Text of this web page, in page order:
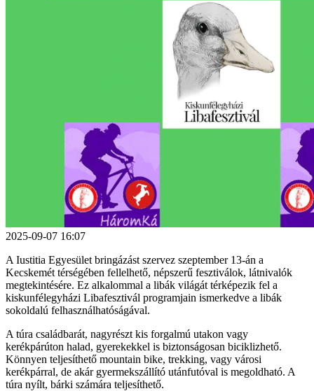
2025-09-07 16:07
A Iustitia Egyesület bringázást szervez szeptember 13-án a
Kecskemét térségében fellelhető, népszerű fesztiválok, látnivalók
megtekintésére. Ez alkalommal a libák világát térképezik fel a
kiskunfélegyházi Libafesztivál programjain ismerkedve a libák
sokoldalú felhasználhatóságával.
A túra családbarát, nagyrészt kis forgalmú utakon vagy
kerékpárúton halad, gyerekekkel is biztonságosan biciklizhető.
Könnyen teljesíthető mountain bike, trekking, vagy városi
kerékpárral, de akár gyermekszállító utánfutóval is megoldható. A
túra nyílt, bárki számára teljesíthető.